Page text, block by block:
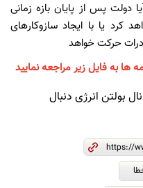
پس از پایان بازه زمانی
کرد یا با ایجاد سازوکارهای
حرکت خواهد
ها به فایل زیر مراجعه نمایید
بولتن انرژی دنبال